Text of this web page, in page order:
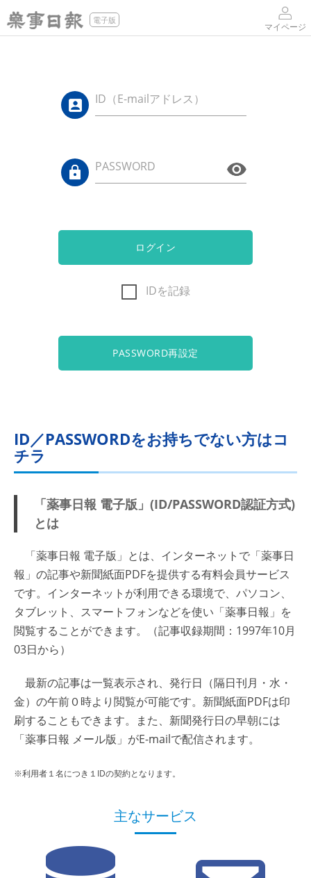
電子版
マイページ
ID（E-mailアドレス）
PASSWORD
ログイン
IDを記録
PASSWORD再設定
ID／PASSWORDをお持ちでない方はコ
チラ
「薬事日報 電子版」(ID/PASSWORD認証方式)
とは
「薬事日報 電子版」とは、インターネットで「薬事日
報」の記事や新聞紙面PDFを提供する有料会員サービス
です。インターネットが利用できる環境で、パソコン、
タブレット、スマートフォンなどを使い「薬事日報」を
閲覧することができます。（記事収録期間：1997年10月
03日から）
最新の記事は一覧表示され、発行日（隔日刊月・水・
金）の午前０時より閲覧が可能です。新聞紙面PDFは印
刷することもできます。また、新聞発行日の早朝には
「薬事日報 メール版」がE-mailで配信されます。
※利用者１名につき１IDの契約となります。
主なサービス